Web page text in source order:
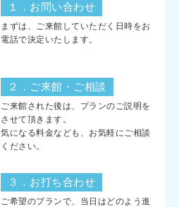
１．お問い合わせ
まずは、ご来館していただく日時をお
電話で決定いたします。
２．ご来館・ご相談
ご来館された後は、プランのご説明を
させて頂きます。
気になる料金なども、お気軽にご相談
ください。
３．お打ち合わせ
ご希望のプランで、当日はどのよう進